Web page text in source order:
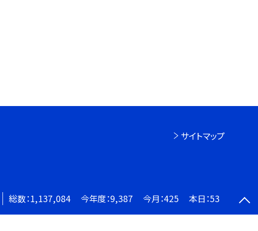
サイトマップ
総数：1,137,084 今年度：9,387 今月：425 本日：53